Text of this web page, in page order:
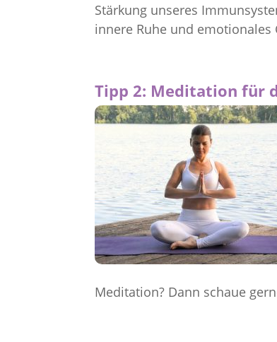
Stärkung unseres
innere Ruhe und
Tipp 2: Meditation für
Meditation? Dann schaue